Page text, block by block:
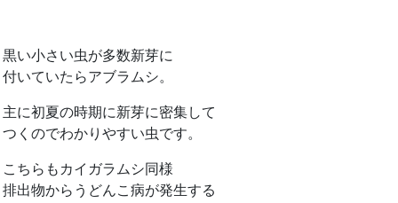
黒い小さい虫が多数新芽に
付いていたらアブラムシ。
主に初夏の時期に新芽に密集して
つくのでわかりやすい虫です。
こちらもカイガラムシ同様
排出物からうどんこ病が発生する